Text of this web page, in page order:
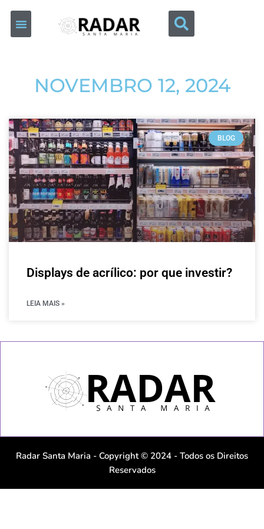
NOVEMBRO 12, 2024
BLOG
Displays de acrílico: por que investir?
LEIA MAIS »
Radar Santa Maria - Copyright © 2024 - Todos os Direitos
Reservados